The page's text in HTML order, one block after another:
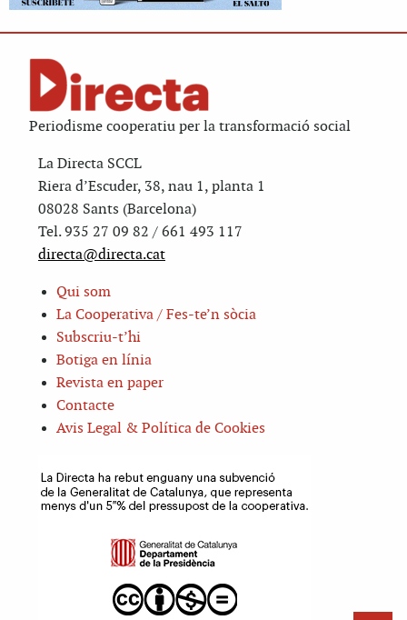
Periodisme cooperatiu per la transformació social
La Directa SCCL
Riera d’Escuder, 38, nau 1, planta 1
08028 Sants (Barcelona)
Tel. 935 27 09 82 / 661 493 117
directa@directa.cat
Qui som
La Cooperativa / Fes-te’n sòcia
Subscriu-t’hi
Botiga en línia
Revista en paper
Contacte
Avis Legal & Política de Cookies